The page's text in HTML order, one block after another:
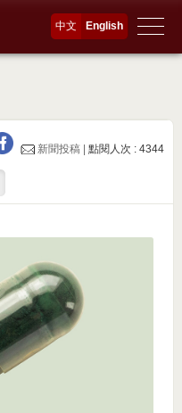
English
中文
新聞投稿 |點閱人次 : 4344